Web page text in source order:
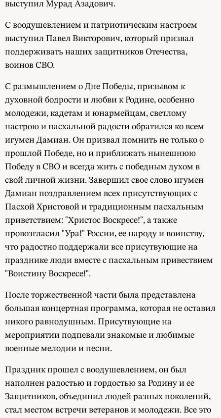
выступил Мурад Азадович.
С воодушевлением и патриотическим настроем
выступил Павел Викторович, который призвал
поддерживать наших защитников Отечества,
воинов СВО.
С размышлением о Дне Победы, призывом к
духовной бодрости и любви к Родине, особенно
молодежи, кадетам и юнармейцам, светлому
настрою и пасхальной радости обратился ко всем
игумен Дамиан. Он призвал помнить не только о
прошлой Победе, но и приближать нынешнюю
Победу в СВО и всегда жить с победным духом в
свой личной жизни. Завершил свое слово игумен
Дамиан поздравлением всех присутствующих с
Пасхой Христовой и традиционным пасхальным
приветствием: "Христос Воскресе!", а также
провозгласил "Ура!" России, ее народу и воинству,
что радостно поддержали все присутвующие на
празднике люди вместе с пасхальным привествием
"Воистину Воскресе!".
После торжественной части была представлена
большая концертная программа, которая не оставил
никого равнодушным. Присутвующие на
мероприятии подпевали знакомые и любимые
военные мелодии и песни.
Праздник прошел с воодушевлением, он был
наполнен радостью и гордостью за Родину и ее
Защитников, объединил людей разных поколений,
стал местом встречи ветеранов и молодежи. Все это